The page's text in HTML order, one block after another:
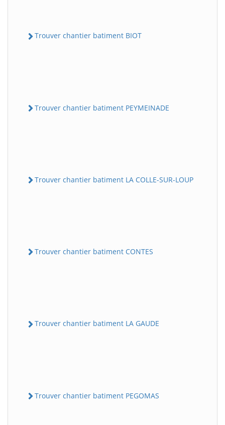
Trouver chantier batiment BIOT
Trouver chantier batiment PEYMEINADE
Trouver chantier batiment LA COLLE-SUR-LOUP
Trouver chantier batiment CONTES
Trouver chantier batiment LA GAUDE
Trouver chantier batiment PEGOMAS